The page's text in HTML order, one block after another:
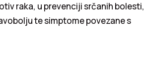
raka, u prevenciji srčanih bolesti,
te simptome povezane s